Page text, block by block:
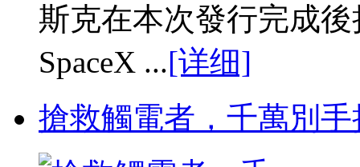
斯克在本次發行完成
SpaceX ...[详细]
搶救觸電者，千萬別